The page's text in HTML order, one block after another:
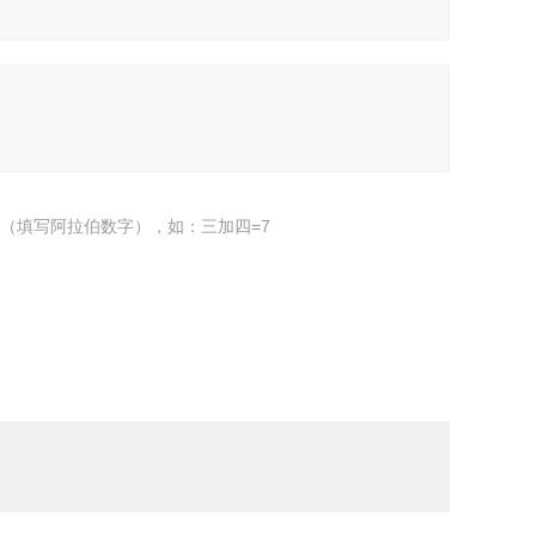
填写阿拉伯数字），如：三加四=7